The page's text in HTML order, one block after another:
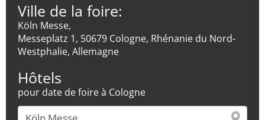
Ville de la foire:
Köln Messe,
Messeplatz 1, 50679 Cologne, Rhénanie du Nord-
Westphalie, Allemagne
Hôtels
pour date de foire à Cologne